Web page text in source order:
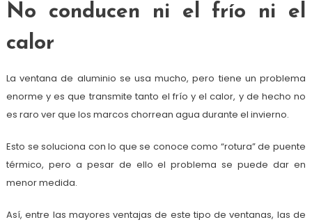
No conducen ni el frío ni el
calor
La ventana de aluminio se usa mucho, pero tiene un problema
enorme y es que transmite tanto el frío y el calor, y de hecho no
es raro ver que los marcos chorrean agua durante el invierno.
Esto se soluciona con lo que se conoce como “rotura” de puente
térmico, pero a pesar de ello el problema se puede dar en
menor medida.
Así, entre las mayores ventajas de este tipo de ventanas, las de